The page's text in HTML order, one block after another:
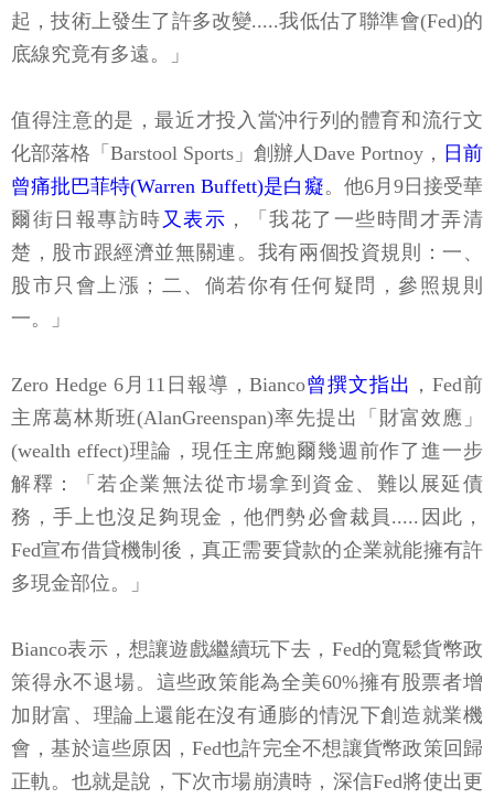
起，技術上發生了許多改變.....我低估了聯準會(Fed)的
底線究竟有多遠。」
值得注意的是，最近才投入當沖行列的體育和流行文
化部落格「Barstool Sports」創辦人Dave Portnoy， 日前
曾痛批巴菲特(Warren Buffett)是白癡。他6月9日接受華
爾街日報專訪時 又表示 ，「我花了一些時間才弄清
楚，股市跟經濟並無關連。我有兩個投資規則：一、
股市只會上漲；二、倘若你有任何疑問，參照規則
一。」
Zero Hedge 6月11日報導，Bianco曾撰文指出 ，Fed前
主席葛林斯班(AlanGreenspan)率先提出「財富效應」
(wealth effect)理論，現任主席鮑爾幾週前作了進一步
解釋：「若企業無法從市場拿到資金、難以展延債
務，手上也沒足夠現金，他們勢必會裁員.....因此，
Fed宣布借貸機制後，真正需要貸款的企業就能擁有許
多現金部位。」
Bianco表示，想讓遊戲繼續玩下去，Fed的寬鬆貨幣政
策得永不退場。這些政策能為全美60%擁有股票者增
加財富、理論上還能在沒有通膨的情況下創造就業機
會，基於這些原因，Fed也許完全不想讓貨幣政策回歸
正軌。也就是說，下次市場崩潰時，深信Fed將使出更